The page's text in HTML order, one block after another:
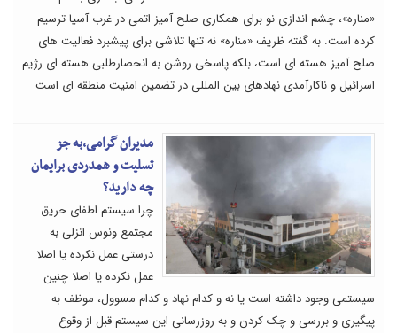
«مناره»، چشم اندازی نو برای همکاری صلح آمیز اتمی در غرب آسیا ترسیم
کرده است. به گفته ظریف «مناره» نه تنها تلاشی برای پیشبرد فعالیت های
صلح آمیز هسته ای است، بلکه پاسخی روشن به انحصارطلبی هسته ای رژیم
اسرائیل و ناکارآمدی نهادهای بین المللی در تضمین امنیت منطقه ای است
مدیران گرامی،به جز
تسلیت و همدردی برایمان
چه دارید؟
چرا سیستم اطفای حریق
مجتمع ونوس انزلی به
درستی عمل نکرده یا اصلا
عمل نکرده یا اصلا چنین
سیستمی وجود داشته است یا نه و کدام نهاد و کدام مسوول، موظف به
پیگیری و بررسی و چک کردن و به روزرسانی این سیستم قبل از وقوع